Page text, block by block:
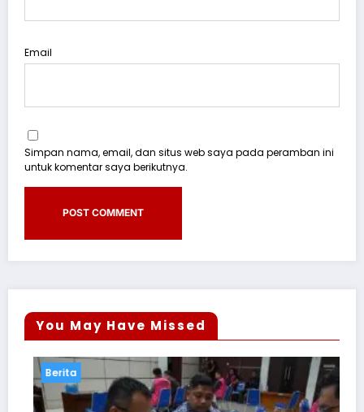
Email
Simpan nama, email, dan situs web saya pada peramban ini
untuk komentar saya berikutnya.
You May Have Missed
Berita